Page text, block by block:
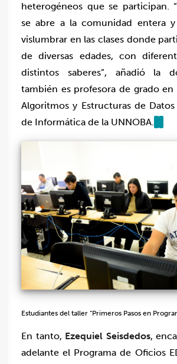
heterogéneos que se participan.
se abre a la comunidad entera
vislumbrar en las clases donde
de diversas edades, con
distintos saberes”, añadió la
también es profesora de grado en
Algoritmos y Estructuras de
de Informática de la UNNOBA.
Estudiantes del taller “Primeros Pasos en
En tanto, Ezequiel Seisdedos,
adelante el Programa de Oficios